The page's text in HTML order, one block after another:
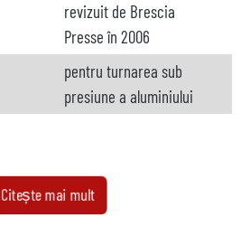
revizuit de Brescia
Presse în 2006
pentru turnarea sub
presiune a aluminiului
nu este disponibil
Citește mai mult